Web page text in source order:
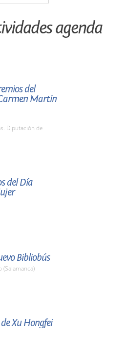
agenda
del
Martín
Diputación de
del Día
Bibliobús
Xu Hongfei